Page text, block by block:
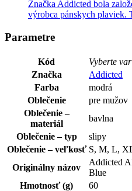
Značka Addicted bola
výrobca pánskych plaviek.
Parametre
Kód
Vyberte
Značka
Addicted
Farba
modrá
Oblečenie
pre mužov
Oblečenie –
materiál
bavlna
Oblečenie – typ
slipy
Oblečenie – veľkosť S, M, L,
Originálny názov
Addicted
Blue
Hmotnosť (g)
60